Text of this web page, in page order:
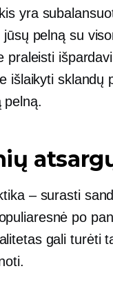
yra
pelną su
praleisti
išlaikyti sklandų
pelną.
– surasti
po
gali turėti